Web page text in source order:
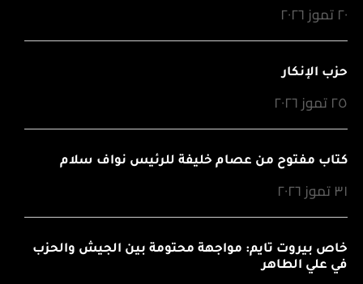
٢٠ تموز ٢٠٢٦
حزب الإنكار
٢٥ تموز ٢٠٢٦
كتاب مفتوح من عصام خليفة للرئيس نواف سلام
٣١ تموز ٢٠٢٦
خاص بيروت تايم: مواجهة محتومة بين الجيش والحزب
في علي الطاهر